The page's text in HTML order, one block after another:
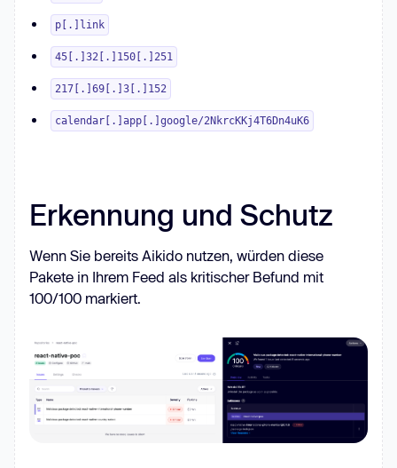
p[.]link
45[.]32[.]150[.]251
217[.]69[.]3[.]152
calendar[.]app[.]google/2NkrcKKj4T6Dn4uK6
Erkennung und Schutz
Wenn Sie bereits Aikido nutzen, würden diese
Pakete in Ihrem Feed als kritischer Befund mit
100/100 markiert.